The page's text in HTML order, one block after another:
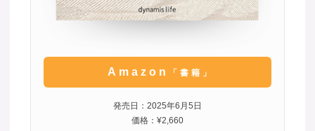
Amazon 「書籍」
発売日：2025年6月5日
価格：¥2,660